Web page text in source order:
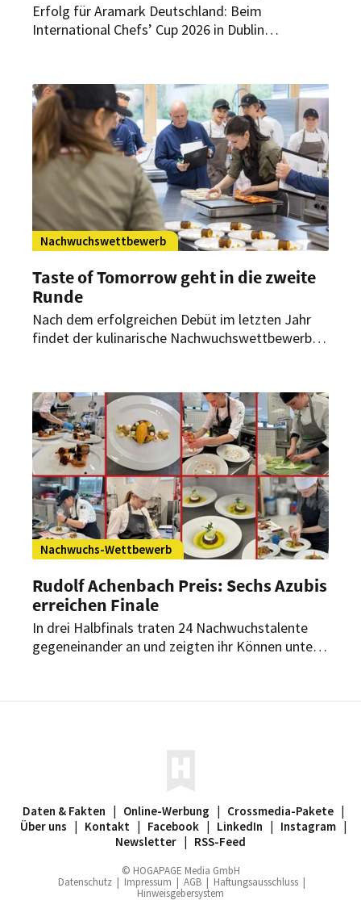
Erfolg für Aramark Deutschland: Beim
International Chefs’ Cup 2026 in Dublin
und Johannes Böttcher sicherten sich damit
einen Platz auf dem Siegerpodest.
Nachwuchswettbewerb
Taste of Tomorrow geht in die zweite
Runde
Nach dem erfolgreichen Debüt im letzten Jahr
findet der kulinarische Nachwuchswettbewerb
Mitte August bewerben.
Nachwuchs-Wettbewerb
Rudolf Achenbach Preis: Sechs Azubis
erreichen Finale
In drei Halbfinals traten 24 Nachwuchstalente
gegeneinander an und zeigten ihr Können unter
Daten & Fakten | Online-Werbung | Crossmedia-Pakete |
Über uns | Kontakt | Facebook | LinkedIn | Instagram |
Newsletter | RSS-Feed
© HOGAPAGE Media GmbH
Datenschutz | Impressum | AGB | Haftungsausschluss |
Hinweisgebersystem